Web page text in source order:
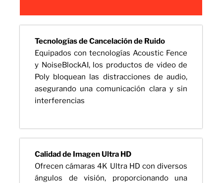
Tecnologías de Cancelación de Ruido
Equipados con tecnologías Acoustic Fence
y NoiseBlockAI, los productos de video de
Poly bloquean las distracciones de audio,
asegurando una comunicación clara y sin
interferencias
Calidad de Imagen Ultra HD
Ofrecen cámaras 4K Ultra HD con diversos
ángulos de visión, proporcionando una